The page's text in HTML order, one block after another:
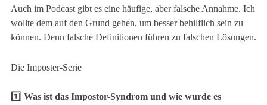
Auch im Podcast gibt es eine häufige, aber falsche Annahme. Ich
wollte dem auf den Grund gehen, um besser behilflich sein zu
können. Denn falsche Definitionen führen zu falschen Lösungen.
Die Imposter-Serie
1️⃣ Was ist das Impostor-Syndrom und wie wurde es